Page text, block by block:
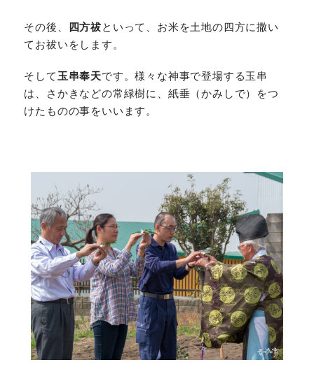
その後、 四方祓といって、お米を土地の四方に撒い
てお祓いをします。
そして 玉串奉天です。様々な神事で登場する玉串
は、さかきなどの常緑樹に、紙垂（かみしで）をつ
けたものの事をいいます。